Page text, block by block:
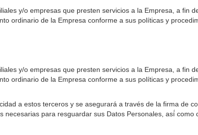
y/o empresas que presten servicios a la Empresa, a fin
ordinario de la Empresa conforme a sus políticas y
y/o empresas que presten servicios a la Empresa, a fin
ordinario de la Empresa conforme a sus políticas y
a estos terceros y se asegurará a través de la firma de
para resguardar sus Datos Personales, así́